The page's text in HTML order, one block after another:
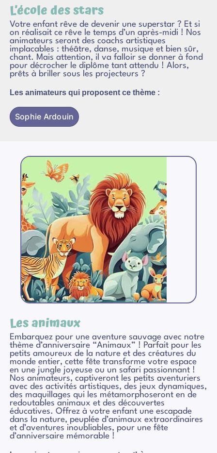
L’école des stars
Votre enfant rêve de devenir une superstar ? Et si
on réalisait ce rêve le temps d’un après-midi ! Nos
animateurs seront des coachs artistiques
implacables : théâtre, danse, musique et bien sûr,
chant. Mais attention, il va falloir se donner à fond
pour décrocher le diplôme tant attendu ! Alors,
prêts à briller sous les projecteurs ?
Les animateurs qui proposent ce thème :
Sophie Ardouin
Les animaux
Embarquez pour une aventure sauvage avec notre
thème d’anniversaire “Animaux” ! Parfait pour les
petits amoureux de la nature et des créatures du
monde entier, cette fête transforme votre espace
en une jungle joyeuse ou un safari passionnant !
Nos animateurs, captiveront les petits aventuriers
avec des activités artistiques, des jeux dynamiques,
des maquillages qui les métamorphoseront en de
redoutables animaux et des découvertes
éducatives. Offrez à votre enfant une escapade
dans la nature, peuplée d’animaux extraordinaires
et d’aventures inoubliables, pour une fête
d’anniversaire mémorable !